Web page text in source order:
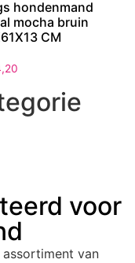
hondenmand
mocha bruin
CM
voor
van